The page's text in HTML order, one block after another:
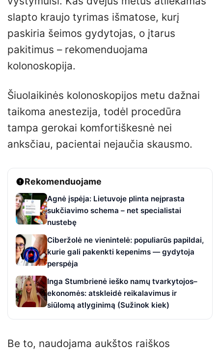
slapto kraujo tyrimas išmatose, kurį
paskiria šeimos gydytojas, o įtarus
pakitimus – rekomenduojama
kolonoskopija.
Šiuolaikinės kolonoskopijos metu dažnai
taikoma anestezija, todėl procedūra
tampa gerokai komfortiškesnė nei
anksčiau, pacientai nejaučia skausmo.
Rekomenduojame
Agnė įspėja: Lietuvoje plinta neįprasta
sukčiavimo schema – net specialistai
nustebę
Ciberžolė ne vienintelė: populiarūs papildai,
kurie gali pakenkti kepenims — gydytoja
perspėja
Inga Stumbrienė ieško namų tvarkytojos–
ekonomės: atskleidė reikalavimus ir
siūlomą atlyginimą (Sužinok kiek)
Be to, naudojama aukštos raiškos